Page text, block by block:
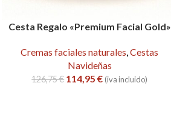
Cesta Regalo «Premium Facial Gold»
Cremas faciales naturales,Cestas
Navideñas
126,75€ 114,95€ (iva incluido)